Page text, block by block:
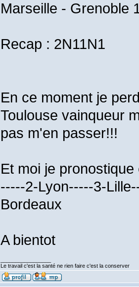
Marseille - Grenoble
Recap : 2N11N1
En ce moment je
Toulouse vainqueur
pas m'en passer!!!
Et moi je
-----2-Lyon-----3-
Bordeaux
A bientot
Le travail c'est la santé ne rien faire c'est la conserver